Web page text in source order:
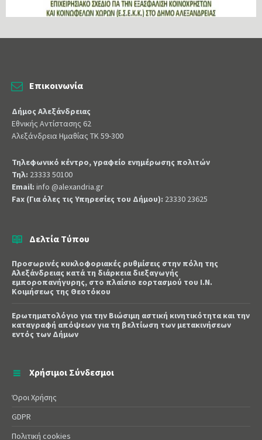
Επικοινωνία
Δήμος Αλεξάνδρειας
Εθνικής Αντίστασης 62
Αλεξάνδρεια Ημαθίας ΤΚ 59-300
Τηλεφωνικό κέντρο, γραφείο ενημέρωσης πολιτών
Τηλ: 23333 50100
Email: info @alexandria.gr
Fax (Για όλες τις Υπηρεσίες του Δήμου): 23330 23625
Δελτία Τύπου
Προσωρινές κυκλοφοριακές ρυθμίσεις στην πόλη της
Αλεξάνδρειας κατά τη διάρκεια διεξαγωγής
εμποροπανήγυρης, στο πλαίσιο εορτασμού του Ι.Ν.
Κοιμήσεως της Θεοτόκου
Ερωτηματολόγιο για την Βιώσιμη αστική κινητικότητα και την
καταγραφή απόψεων για τη βελτίωση των μετακινήσεων
εντός των Δήμων
Χρήσιμοι Σύνδεσμοι
Όροι Χρήσης
GDPR
Πολιτική cookies